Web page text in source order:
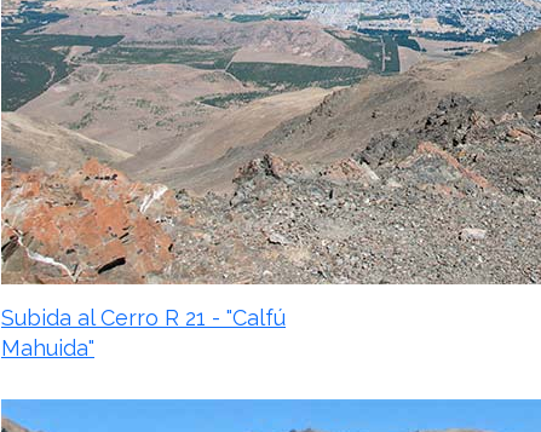
Subida al Cerro R 21 - "Calfú
Mahuida"